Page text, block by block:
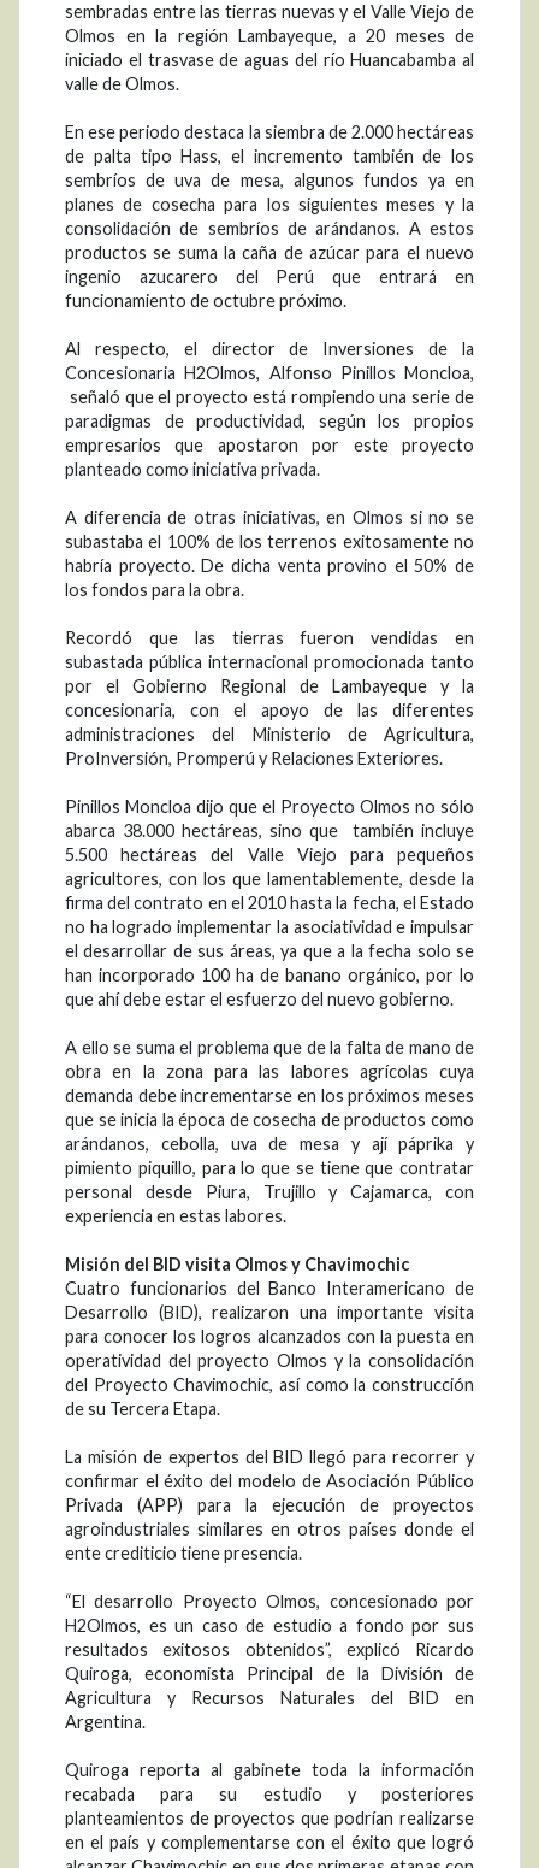
sembradas entre las tierras nuevas y el Valle Viejo de
Olmos en la región Lambayeque, a 20 meses de
iniciado el trasvase de aguas del río Huancabamba al
valle de Olmos.
En ese periodo destaca la siembra de 2.000 hectáreas
de palta tipo Hass, el incremento también de los
sembríos de uva de mesa, algunos fundos ya en
planes de cosecha para los siguientes meses y la
consolidación de sembríos de arándanos. A estos
productos se suma la caña de azúcar para el nuevo
ingenio azucarero del Perú que entrará en
funcionamiento de octubre próximo.
Al respecto, el director de Inversiones de la
Concesionaria H2Olmos, Alfonso Pinillos Moncloa,
señaló que el proyecto está rompiendo una serie de
paradigmas de productividad, según los propios
empresarios que apostaron por este proyecto
planteado como iniciativa privada.
A diferencia de otras iniciativas, en Olmos si no se
subastaba el 100% de los terrenos exitosamente no
habría proyecto. De dicha venta provino el 50% de
los fondos para la obra.
Recordó que las tierras fueron vendidas en
subastada pública internacional promocionada tanto
por el Gobierno Regional de Lambayeque y la
concesionaria, con el apoyo de las diferentes
administraciones del Ministerio de Agricultura,
ProInversión, Promperú y Relaciones Exteriores.
Pinillos Moncloa dijo que el Proyecto Olmos no sólo
abarca 38.000 hectáreas, sino que también incluye
5.500 hectáreas del Valle Viejo para pequeños
agricultores, con los que lamentablemente, desde la
firma del contrato en el 2010 hasta la fecha, el Estado
no ha logrado implementar la asociatividad e impulsar
el desarrollar de sus áreas, ya que a la fecha solo se
han incorporado 100 ha de banano orgánico, por lo
que ahí debe estar el esfuerzo del nuevo gobierno.
A ello se suma el problema que de la falta de mano de
obra en la zona para las labores agrícolas cuya
demanda debe incrementarse en los próximos meses
que se inicia la época de cosecha de productos como
arándanos, cebolla, uva de mesa y ají páprika y
pimiento piquillo, para lo que se tiene que contratar
personal desde Piura, Trujillo y Cajamarca, con
experiencia en estas labores.
Misión del BID visita Olmos y Chavimochic
Cuatro funcionarios del Banco Interamericano de
Desarrollo (BID), realizaron una importante visita
para conocer los logros alcanzados con la puesta en
operatividad del proyecto Olmos y la consolidación
del Proyecto Chavimochic, así como la construcción
de su Tercera Etapa.
La misión de expertos del BID llegó para recorrer y
confirmar el éxito del modelo de Asociación Público
Privada (APP) para la ejecución de proyectos
agroindustriales similares en otros países donde el
ente crediticio tiene presencia.
“El desarrollo Proyecto Olmos, concesionado por
H2Olmos, es un caso de estudio a fondo por sus
resultados exitosos obtenidos”, explicó Ricardo
Quiroga, economista Principal de la División de
Agricultura y Recursos Naturales del BID en
Argentina.
Quiroga reporta al gabinete toda la información
recabada para su estudio y posteriores
planteamientos de proyectos que podrían realizarse
en el país y complementarse con el éxito que logró